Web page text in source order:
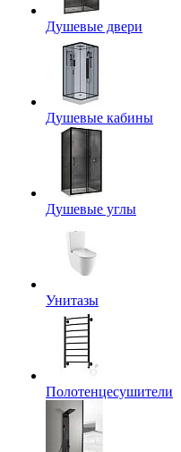
Душевые двери
Душевые кабины
Душевые углы
Унитазы
Полотенцесушители